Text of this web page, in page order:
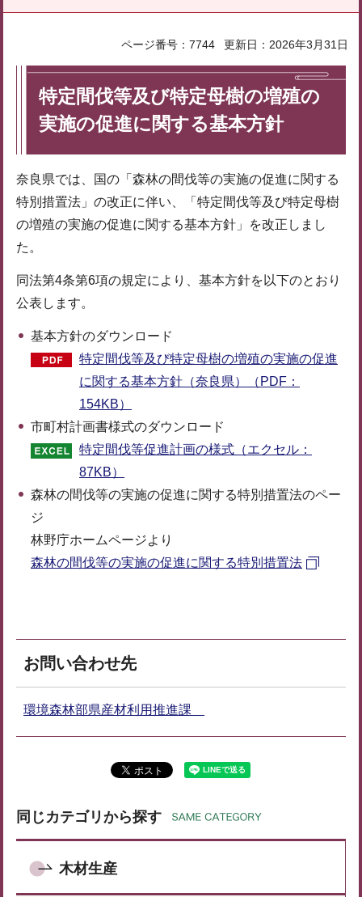
ページ番号：7744 更新日：2026年3月31日
特定間伐等及び特定母樹の増殖の
実施の促進に関する基本方針
奈良県では、国の「森林の間伐等の実施の促進に関する
特別措置法」の改正に伴い、「特定間伐等及び特定母樹
の増殖の実施の促進に関する基本方針」を改正しまし
た。
同法第4条第6項の規定により、基本方針を以下のとおり
公表します。
基本方針のダウンロード
特定間伐等及び特定母樹の増殖の実施の促進
に関する基本方針（奈良県）（PDF：
154KB）
市町村計画書様式のダウンロード
特定間伐等促進計画の様式（エクセル：
87KB）
森林の間伐等の実施の促進に関する特別措置法のペー
ジ
林野庁ホームページより
森林の間伐等の実施の促進に関する特別措置法
お問い合わせ先
環境森林部県産材利用推進課
同じカテゴリから探す
木材生産